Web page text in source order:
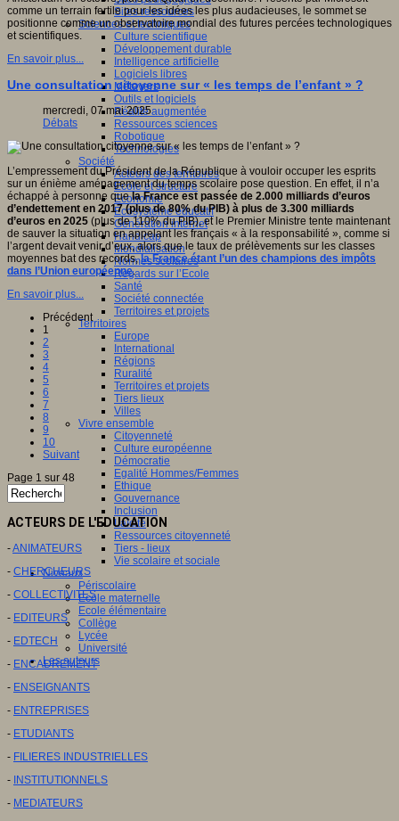
Sites ressources
Sciences et techniques
Culture scientifique
Développement durable
Intelligence artificielle
Logiciels libres
Métavers
Outils et logiciels
Réalité augmentée
Ressources sciences
Robotique
Technologies
Société
Acteurs des territoires
Ecole et structure
Economie
Ecosystème éducatif
Génération internet
Handicap
Mondialisation
Normes scolaires
Regards sur l’Ecole
Santé
Société connectée
Territoires et projets
Territoires
Europe
International
Régions
Ruralité
Territoires et projets
Tiers lieux
Villes
Vivre ensemble
Citoyenneté
Culture européenne
Démocratie
Egalité Hommes/Femmes
Ethique
Gouvernance
Inclusion
Laïcité
Ressources citoyenneté
Tiers - lieux
Vie scolaire et sociale
Niveaux
Périscolaire
Ecole maternelle
Ecole élémentaire
Collège
Lycée
Université
Les auteurs
comme un terrain fertile pour les idées les plus audacieuses, le sommet se
positionne comme un observatoire mondial des futures percées technologiques
et scientifiques.
En savoir plus...
Une consultation citoyenne sur « les temps de l’enfant » ?
mercredi, 07 mai 2025
Débats
L’empressement du Président de la République à vouloir occuper les esprits
sur un énième aménagement du temps scolaire pose question. En effet, il n’a
échappé à personne quela France est passée de 2.000 milliards d’euros
d’endettement en 2017 (plus de 80% du PIB) à plus de 3.300 milliards
d’euros en 2025 (plus de 110% du PIB), et le Premier Ministre tente maintenant
de sauver la situation en appelant les français « à la responsabilité », comme si
l’argent devait venir d’eux, alors que le taux de prélèvements sur les classes
moyennes bat des records,la France étant l’un des champions des impôts
dans l’Union européenne.
En savoir plus...
Précédent
1
2
3
4
5
6
7
8
9
10
Suivant
Page 1 sur 48
ACTEURS DE L'EDUCATION
-ANIMATEURS
- CHERCHEURS
- COLLECTIVITES
- EDITEURS
- EDTECH
- ENCADREMENT
- ENSEIGNANTS
- ENTREPRISES
- ETUDIANTS
- FILIERES INDUSTRIELLES
- INSTITUTIONNELS
- MEDIATEURS